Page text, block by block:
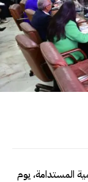
المستدامة، يوم